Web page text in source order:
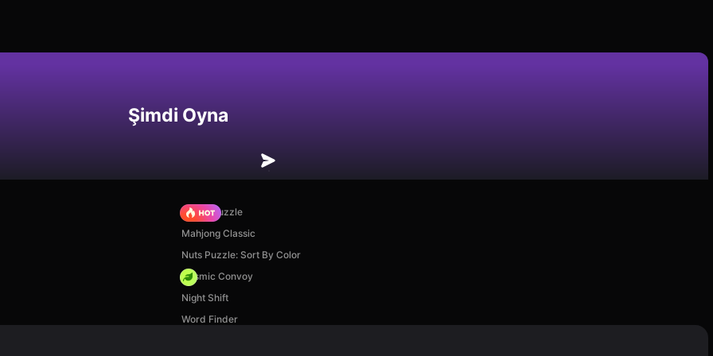
Şimdi Oyna
Arrow Puzzle
Mahjong Classic
Nuts Puzzle: Sort By Color
Cosmic Convoy
Night Shift
Word Finder